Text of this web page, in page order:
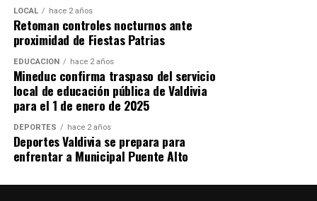
Bruno Müller no solo ha encontrado una forma de
ganarse la vida, sino que también ha inspirado a otros a
seguir sus pasos en la herrería. Su historia es un ejemplo
brillante de cómo un interés personal puede
transformarse en un emprendimiento exitoso y
significativo.
Post Views: 561
TAGS
LOCAL hace 2 años
Retoman controles nocturnos ante
proximidad de Fiestas Patrias
EDUCACIÓN hace 2 años
Mineduc confirma traspaso del servicio
local de educación pública de Valdivia
para el 1 de enero de 2025
DEPORTES hace 2 años
Deportes Valdivia se prepara para
enfrentar a Municipal Puente Alto